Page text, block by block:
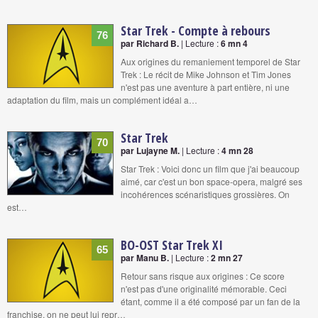
76 Star Trek - Compte à rebours
par Richard B. | Lecture :6 mn 4
Aux origines du remaniement temporel de Star
Trek : Le récit de Mike Johnson et Tim Jones
n'est pas une aventure à part entière, ni une
adaptation du film, mais un complément idéal a…
70 Star Trek
par Lujayne M. | Lecture :4 mn 28
Star Trek : Voici donc un film que j'ai beaucoup
aimé, car c'est un bon space-opera, malgré ses
incohérences scénaristiques grossières. On
est…
65 BO-OST Star Trek XI
par Manu B. | Lecture :2 mn 27
Retour sans risque aux origines : Ce score
n'est pas d'une originalité mémorable. Ceci
étant, comme il a été composé par un fan de la
franchise, on ne peut lui repr…